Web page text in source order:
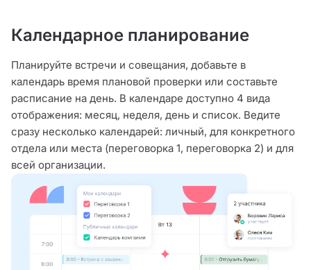
Календарное планирование
Планируйте встречи и совещания, добавьте в
календарь время плановой проверки или составьте
расписание на день. В календаре доступно 4 вида
отображения: месяц, неделя, день и список. Ведите
сразу несколько календарей: личный, для конкретного
отдела или места (переговорка 1, переговорка 2) и для
всей организации.